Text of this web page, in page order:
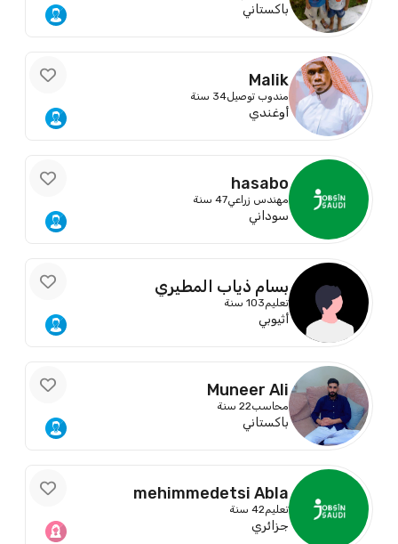
باكستاني
Malik
مندوب توصيل34 سنة
أوغندي
hasabo
مهندس زراعي47 سنة
سوداني
بسام ذياب المطيري
تعليم 103 سنة
أثيوبي
Muneer Ali
محاسب22 سنة
باكستاني
mehimmedetsi Abla
تعليم 42 سنة
جزائري